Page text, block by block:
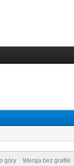
góry Wersja bez grafiki